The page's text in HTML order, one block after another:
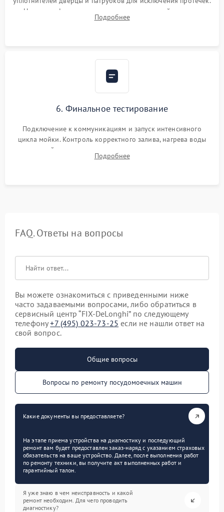
Надежная фиксация хомутов гидравлической системы,
сборка корпуса и установка датчика поплавка.
Подробнее
6. Финальное тестирование
Подключение к коммуникациям и запуск интенсивного
цикла мойки. Контроль корректного залива, нагрева воды
до нужной температуры, отсутствия посторонних шумов,
штатного слива и абсолютной сухости в поддоне.
Подробнее
FAQ. Ответы на вопросы
Вы можете ознакомиться с приведенными ниже
часто задаваемыми вопросами, либо обратиться в
сервисный центр “FIX-DeLonghi” по следующему
телефону+7 (495) 023-73-25 если не нашли ответ на
свой вопрос.
Общие вопросы
Вопросы по ремонту посудомоечных машин
Какие документы вы предоставляете?
На этапе приема устройства на диагностику и последующий
ремонт вам будет предоставлен заказ-наряд с указанием страховых
обязательств на ваше устройство. Далее, после выполнения работ
по ремонту техники, вы получите акт выполненных работ и
гарантийный талон.
Я уже знаю в чем неисправность и какой
ремонт необходим. Для чего проводить
диагностику?